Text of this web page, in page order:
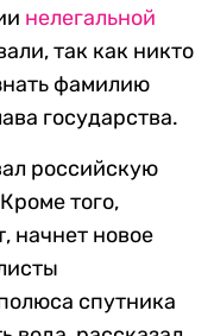
нелегальной
так как никто
фамилию
государства.
российскую
того,
начнет новое
спутника